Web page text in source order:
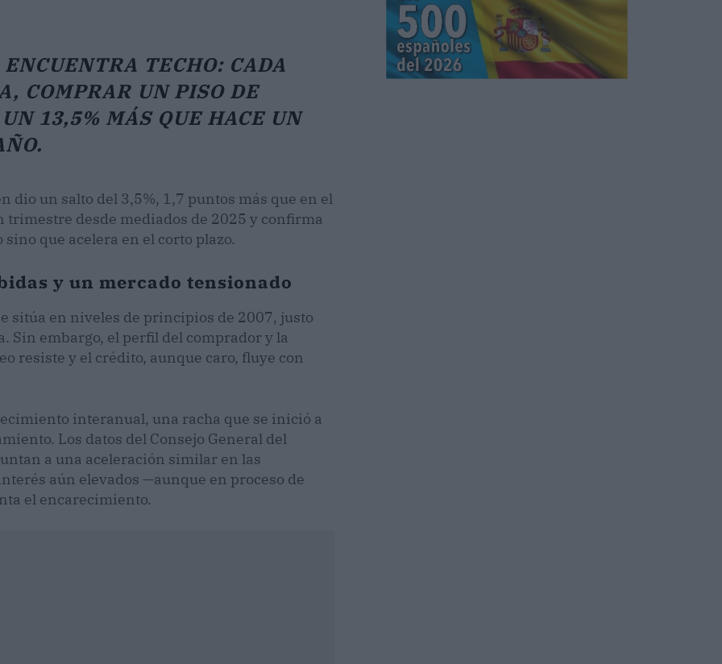
TECHO: CADA
COMPRAR UN PISO DE
13,5% MÁS QUE HACE UN
un salto del 3,5%, 1,7 puntos más que en el
desde mediados de 2025 y confirma
que acelera en el corto plazo.
y un mercado tensionado
sitúa en niveles de principios de 2007, justo
Sin embargo, el perfil del comprador y la
resiste y el crédito, aunque caro, fluye con
interanual, una racha que se inició a
Los datos del Consejo General del
a una aceleración similar en las
aún elevados —aunque en proceso de
el encarecimiento.